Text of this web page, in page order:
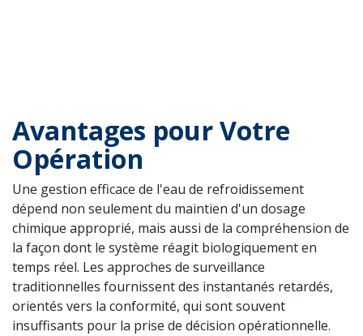
Avantages pour Votre
Opération
Une gestion efficace de l'eau de refroidissement
dépend non seulement du maintien d'un dosage
chimique approprié, mais aussi de la compréhension de
la façon dont le système réagit biologiquement en
temps réel. Les approches de surveillance
traditionnelles fournissent des instantanés retardés,
orientés vers la conformité, qui sont souvent
insuffisants pour la prise de décision opérationnelle.